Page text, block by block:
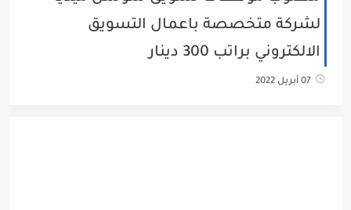
لشركة متخصصة باعمال التسويق
الالكتروني براتب 300 دينار
07 أبريل 2022